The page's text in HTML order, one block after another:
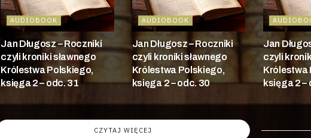
AUDIOBOOK
Jan Długosz – Roczniki
czyli kroniki sławnego
Królestwa Polskiego,
księga 2 – odc. 31
AUDIOBOOK
Jan Długosz – Roczniki
czyli kroniki sławnego
Królestwa Polskiego,
księga 2 – odc. 30
Jan
czyli
Królestwa
księga 2 –
CZYTAJ WIĘCEJ